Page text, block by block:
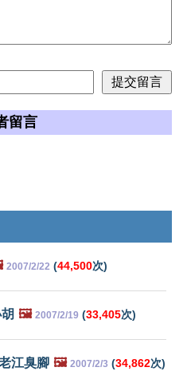
留言
2007/2/22 (44,500次)
🖼️ 2007/2/19 (33,405次)
江臭腳 🖼️ 2007/2/3 (34,862次)